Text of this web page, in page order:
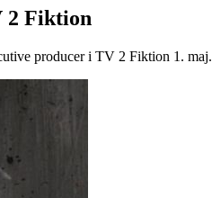
2 Fiktion
producer i TV 2 Fiktion 1. maj.